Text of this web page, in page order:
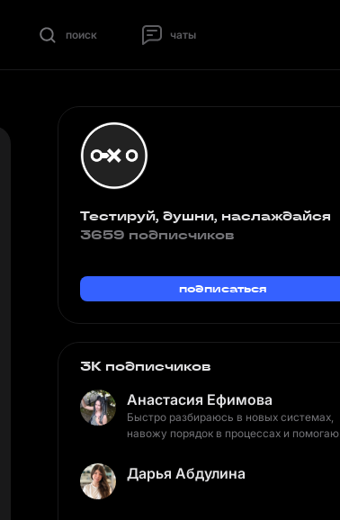
поиск чаты
Тестируй, душни, наслаждайся
3659 подписчиков
подписаться
3K подписчиков
Анастасия Ефимова
Быстро разбираюсь в новых системах,
навожу порядок в процессах и помогаю
Дарья Абдулина